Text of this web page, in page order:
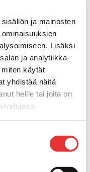
ja mainosten
Lisäksi
ja analytiikka-
käytät
yhdistää näitä
heille tai joita on
-verkot ja
-tasot ja
ja
ja verhot
ja